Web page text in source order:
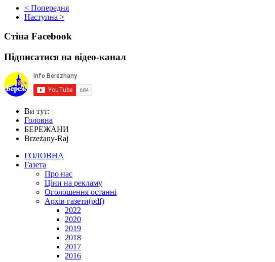
< Попередня
Наступна >
Стіна Facebook
Підписатися на відео-канал
Ви тут:
Головна
БЕРЕЖАНИ
Brzeżany-Raj
ГОЛОВНА
Газета
Про нас
Ціни на рекламу
Оголошення останні
Архів газети(pdf)
2022
2020
2019
2018
2017
2016